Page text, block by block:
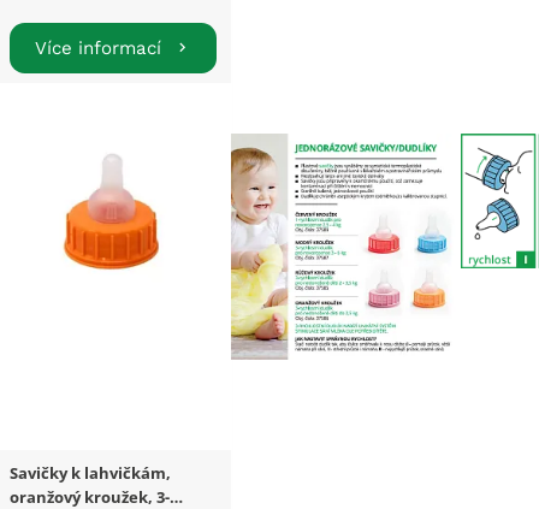
Více informací
Savičky k lahvičkám,
oranžový kroužek, 3-